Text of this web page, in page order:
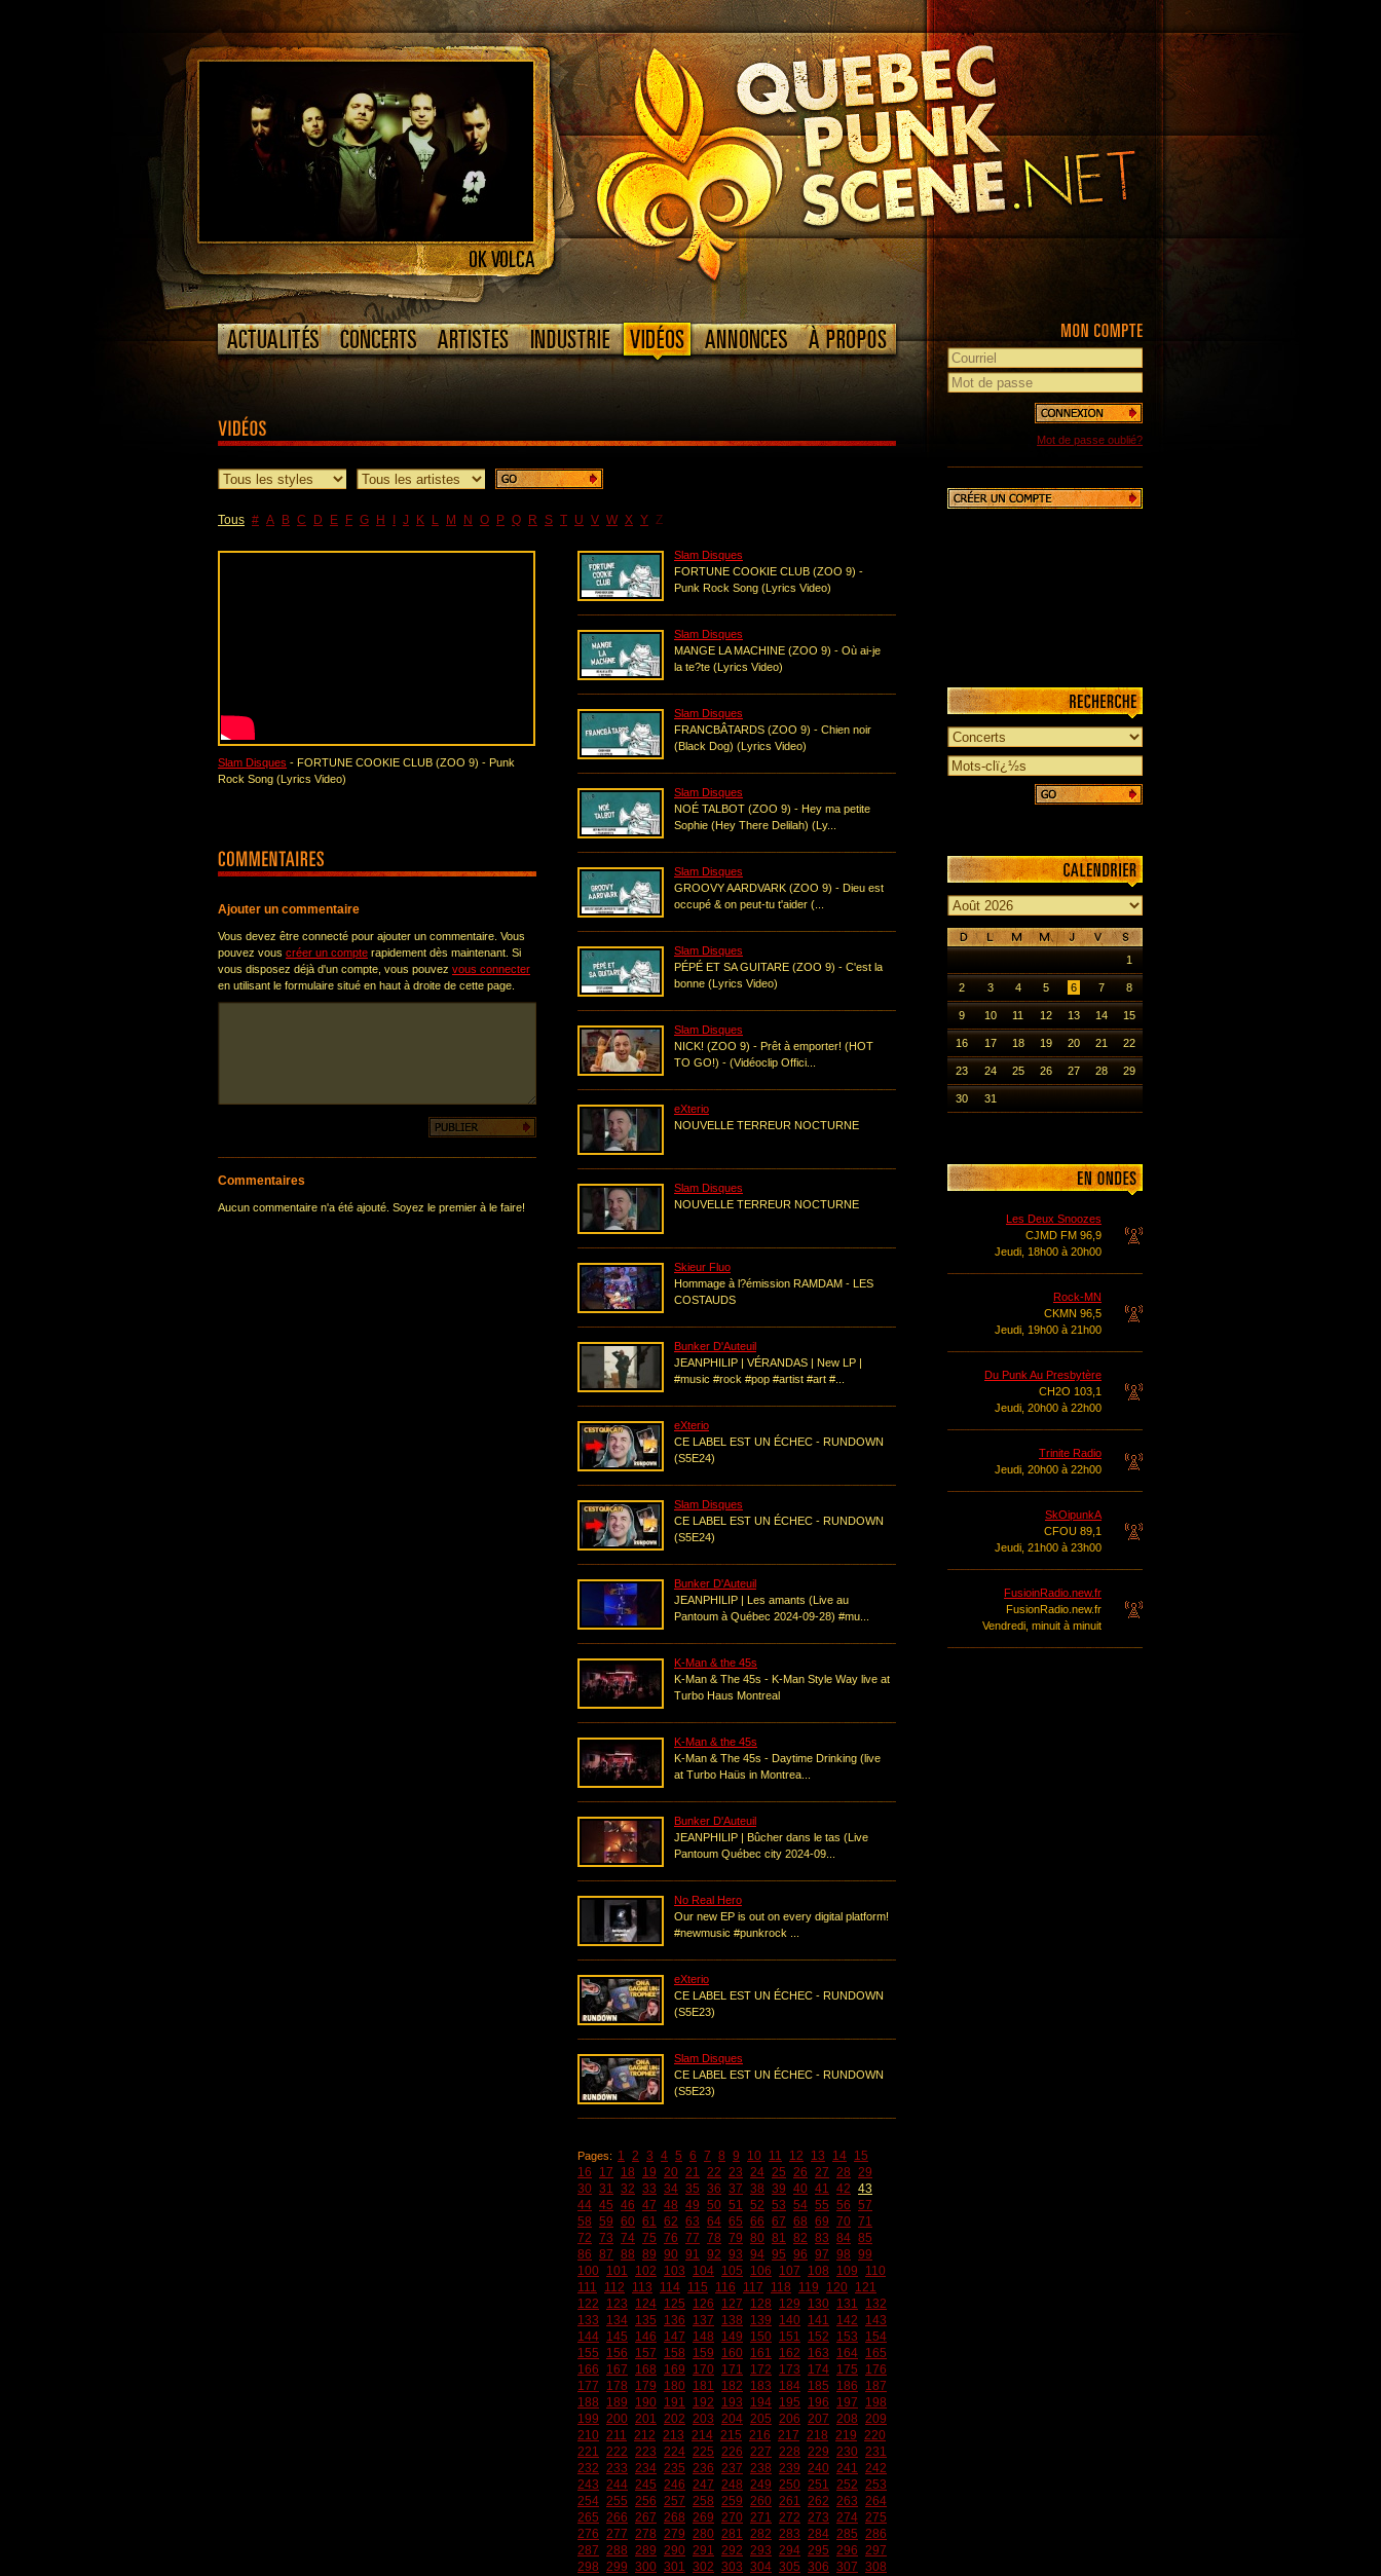
Tous # A B C D E F G H J K L M N O P Q R S T U V W X Y Z
Slam Disques - FORTUNE COOKIE CLUB (ZOO 9) - Punk
Rock Song (Lyrics Video)
Ajouter un commentaire
Vous devez être connecté pour ajouter un commentaire. Vous
pouvez vous créer un compte rapidement dès maintenant. Si
vous disposez déjà d'un compte, vous pouvez vous connecter
en utilisant le formulaire situé en haut à droite de cette page.
Commentaires
Aucun commentaire n'a été ajouté. Soyez le premier à le faire!
Slam Disques
FORTUNE COOKIE CLUB (ZOO 9) -
Punk Rock Song (Lyrics Video)
Slam Disques
MANGE LA MACHINE (ZOO 9) - Où ai-je
la te?te (Lyrics Video)
Slam Disques
FRANCBÂTARDS (ZOO 9) - Chien noir
(Black Dog) (Lyrics Video)
Slam Disques
NOÉ TALBOT (ZOO 9) - Hey ma petite
Sophie (Hey There Delilah) (Ly...
Slam Disques
GROOVY AARDVARK (ZOO 9) - Dieu est
occupé & on peut-tu t'aider (...
Slam Disques
PÉPÉ ET SA GUITARE (ZOO 9) - C'est la
bonne (Lyrics Video)
Slam Disques
NICK! (ZOO 9) - Prêt à emporter! (HOT
TO GO!) - (Vidéoclip Offici...
eXterio
NOUVELLE TERREUR NOCTURNE
Slam Disques
NOUVELLE TERREUR NOCTURNE
Skieur Fluo
Hommage à l?émission RAMDAM - LES
COSTAUDS
Bunker D'Auteuil
JEANPHILIP | VÉRANDAS | New LP |
#music #rock #pop #artist #art #...
eXterio
CE LABEL EST UN ÉCHEC - RUNDOWN
(S5E24)
Slam Disques
CE LABEL EST UN ÉCHEC - RUNDOWN
(S5E24)
Bunker D'Auteuil
JEANPHILIP | Les amants (Live au
Pantoum à Québec 2024-09-28) #mu...
K-Man & the 45s
K-Man & The 45s - K-Man Style Way live at
Turbo Haus Montreal
K-Man & the 45s
K-Man & The 45s - Daytime Drinking (live
at Turbo Haüs in Montrea...
Bunker D'Auteuil
JEANPHILIP | Bûcher dans le tas (Live
Pantoum Québec city 2024-09...
No Real Hero
Our new EP is out on every digital platform!
#newmusic #punkrock ...
eXterio
CE LABEL EST UN ÉCHEC - RUNDOWN
(S5E23)
Slam Disques
CE LABEL EST UN ÉCHEC - RUNDOWN
(S5E23)
Pages: 1 2 3 4 5 6 7 8 9 10 11 12 13 14 15
16
17 18 19 20 21 22 23 24 25 26 27 28 29
30 31 32 33 34 35 36 37 38 39 40 41 42 43
44 45 46 47 48 49 50 51 52 53 54 55 56 57
58 59 60 61 62 63 64 65 66 67 68 69 70 71
72 73 74 75 76 77 78 79 80 81 82 83 84 85
86 87 88 89 90 91 92 93 94 95 96 97 98 99
100 101 102 103 104 105 106 107 108 109
110
111
112 113 114 115 116 117 118 119 120 121
122
123 124 125 126 127 128 129 130 131
132
133
134 135 136 137 138 139 140 141 142
143
144 145 146 147 148 149 150 151 152 153
154
155
156 157 158 159 160 161 162 163 164 165
166
167 168 169 170 171 172 173 174 175
176
177
178 179 180 181 182 183 184 185 186
187
188
189 190 191 192 193 194 195 196 197
198
199 200 201 202 203 204 205 206 207 208 209
210 211 212 213 214 215 216 217 218 219 220
221 222 223 224 225 226 227 228 229 230 231
232 233 234 235 236 237 238 239 240 241 242
243 244 245 246 247 248 249 250 251 252 253
254 255 256 257 258 259 260 261 262 263 264
265 266 267 268 269 270 271 272 273 274 275
276 277 278 279 280 281 282 283 284 285 286
287 288 289 290 291 292 293 294 295 296 297
298 299 300 301 302 303 304 305 306 307 308
Mot de passe oublié?
1
2 3 4 5 6 7 8
9 10 11 12 13 14 15
16 17 18 19 20 21 22
23 24 25 26 27 28 29
30 31
Les Deux Snoozes
CJMD FM 96,9
Jeudi, 18h00 à 20h00
Rock-MN
CKMN 96,5
Jeudi, 19h00 à 21h00
Du Punk Au Presbytère
CH2O 103,1
Jeudi, 20h00 à 22h00
Trinite Radio
Jeudi, 20h00 à 22h00
SkOipunkA
CFOU 89,1
Jeudi, 21h00 à 23h00
FusioinRadio.new.fr
FusionRadio.new.fr
Vendredi, minuit à minuit